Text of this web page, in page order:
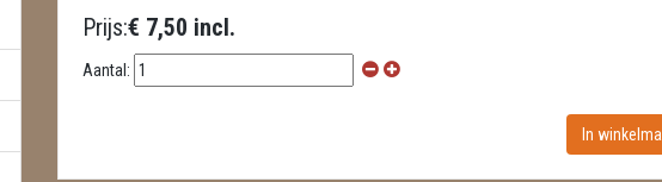
Prijs:€ 7,50 incl.
Aantal: